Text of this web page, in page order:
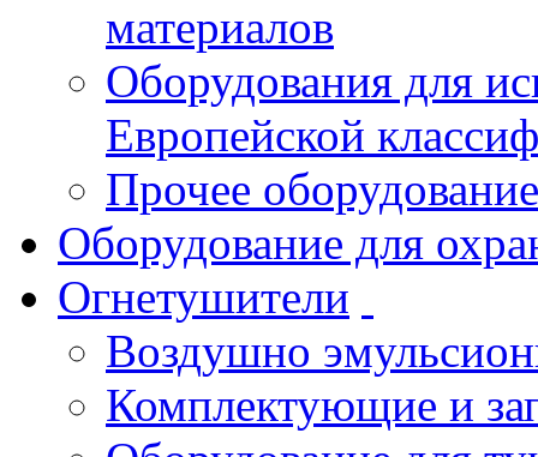
материалов
Оборудования для
Европейской
Прочее оборудование
Оборудование для
Огнетушители
Воздушно
Комплектующие и